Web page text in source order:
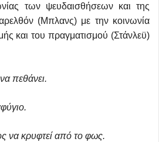
των ψευδαισθήσεων και της
(Μπλανς) με την κοινωνία
και του πραγματισμού (Στάνλεϋ)
πεθάνει.
να κρυφτεί από το φως.